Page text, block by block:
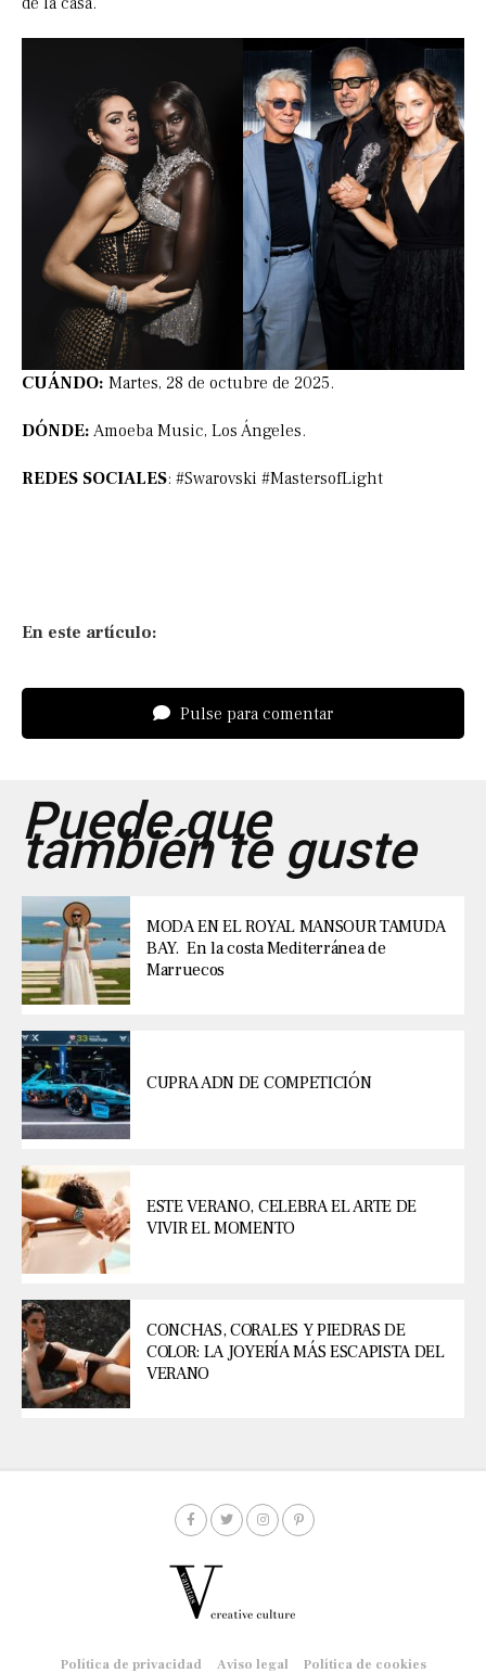
CUÁNDO: Martes, 28 de octubre de 2025.
DÓNDE: Amoeba Music, Los Ángeles.
REDES SOCIALES: #Swarovski #MastersofLight
En este artículo:
Pulse para comentar
Puede que
también te guste
MODA EN EL ROYAL MANSOUR TAMUDA
BAY. En la costa Mediterránea de
Marruecos
CUPRA ADN DE COMPETICIÓN
ESTE VERANO, CELEBRA EL ARTE DE
VIVIR EL MOMENTO
CONCHAS, CORALES Y PIEDRAS DE
COLOR: LA JOYERÍA MÁS ESCAPISTA DEL
VERANO
Política de privacidad Aviso legal Política de cookies